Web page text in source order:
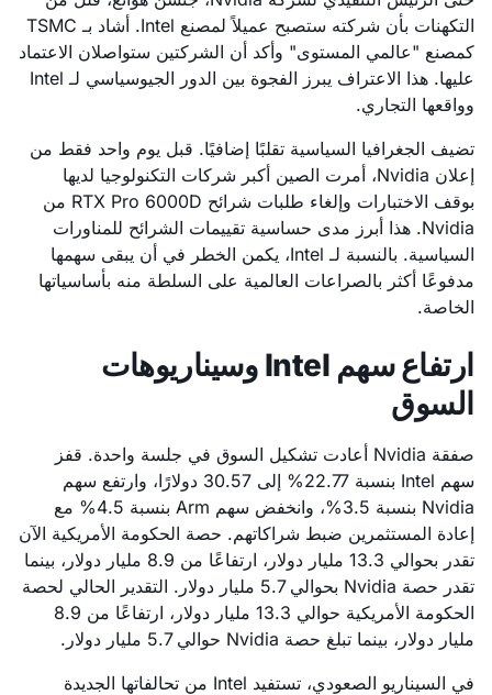
التكهنات بأن شركته ستصبح عميلاً لمصنع Intel. أشاد بـ TSMC
كمصنع "عالمي المستوى" وأكد أن الشركتين ستواصلان الاعتماد
عليها. هذا الاعتراف يبرز الفجوة بين الدور الجيوسياسي لـ Intel
وواقعها التجاري.
تضيف الجغرافيا السياسية تقلبًا إضافيًا. قبل يوم واحد فقط من
إعلان Nvidia، أمرت الصين أكبر شركات التكنولوجيا لديها
بوقف الاختبارات وإلغاء طلبات شرائح RTX Pro 6000D من
Nvidia. هذا أبرز مدى حساسية تقييمات الشرائح للمناورات
السياسية. بالنسبة لـ Intel، يكمن الخطر في أن يبقى سهمها
مدفوعًا أكثر بالصراعات العالمية على السلطة منه بأساسياتها
الخاصة.
ارتفاع سهم Intel وسيناريوهات
السوق
صفقة Nvidia أعادت تشكيل السوق في جلسة واحدة. قفز
سهم Intel بنسبة 22.77% إلى 30.57 دولارًا، وارتفع سهم
Nvidia بنسبة 3.5%، وانخفض سهم Arm بنسبة 4.5% مع
إعادة المستثمرين ضبط شراكاتهم. حصة الحكومة الأمريكية الآن
تقدر بحوالي 13.3 مليار دولار، ارتفاعًا من 8.9 مليار دولار، بينما
تقدر حصة Nvidia بحوالي 5.7 مليار دولار. التقدير الحالي لحصة
الحكومة الأمريكية حوالي 13.3 مليار دولار، ارتفاعًا من 8.9
مليار دولار، بينما تبلغ حصة Nvidia حوالي 5.7 مليار دولار.
في السيناريو الصعودي، تستفيد Intel من تحالفاتها الجديدة